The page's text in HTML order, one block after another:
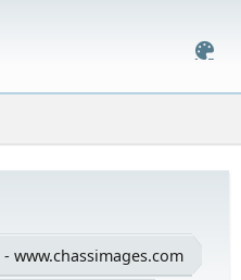
www.chassimages.com